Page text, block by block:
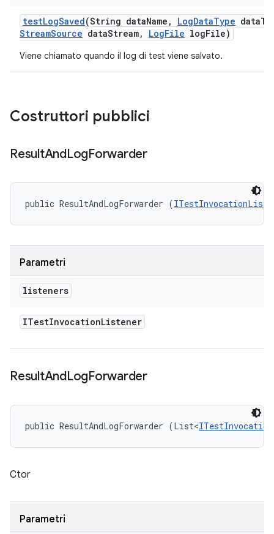
testLogSaved(String dataName , LogDataType data
StreamSource dataStream, LogFile logFile)
Viene chiamato quando il log di test viene salvato.
Costruttori pubblici
ResultAndLogForwarder
public ResultAndLogForwarder (
Parametri
listeners
ITestInvocationListener
ResultAndLogForwarder
public ResultAndLogForwarder (List<
Ctor
Parametri